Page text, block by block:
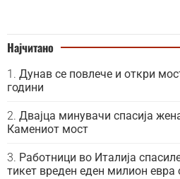
Најчитано
Дунав се повлече и откри
години
Двајца минувачи спасија
Камениот мост
Работници во Италија
тикет вреден еден милион евра